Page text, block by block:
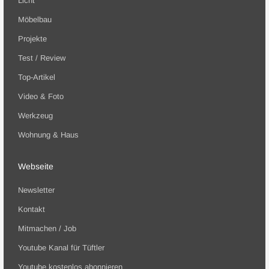
Möbelbau
Projekte
Test / Review
Top-Artikel
Video & Foto
Werkzeug
Wohnung & Haus
Webseite
Newsletter
Kontakt
Mitmachen / Job
Youtube Kanal für Tüftler
Youtube kostenlos abonnieren